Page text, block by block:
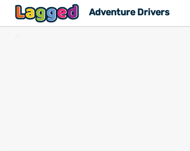
Adventure Drivers